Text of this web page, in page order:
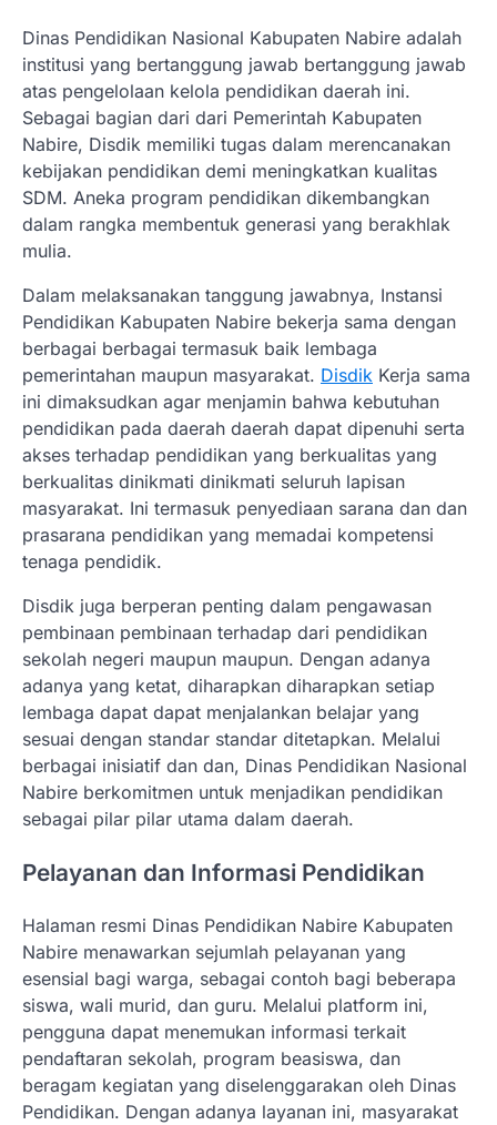
Dinas Pendidikan Nasional Kabupaten Nabire adalah
institusi yang bertanggung jawab bertanggung jawab
atas pengelolaan kelola pendidikan daerah ini.
Sebagai bagian dari dari Pemerintah Kabupaten
Nabire, Disdik memiliki tugas dalam merencanakan
kebijakan pendidikan demi meningkatkan kualitas
SDM. Aneka program pendidikan dikembangkan
dalam rangka membentuk generasi yang berakhlak
mulia.
Dalam melaksanakan tanggung jawabnya, Instansi
Pendidikan Kabupaten Nabire bekerja sama dengan
berbagai berbagai termasuk baik lembaga
pemerintahan maupun masyarakat. Disdik Kerja sama
ini dimaksudkan agar menjamin bahwa kebutuhan
pendidikan pada daerah daerah dapat dipenuhi serta
akses terhadap pendidikan yang berkualitas yang
berkualitas dinikmati dinikmati seluruh lapisan
masyarakat. Ini termasuk penyediaan sarana dan dan
prasarana pendidikan yang memadai kompetensi
tenaga pendidik.
Disdik juga berperan penting dalam pengawasan
pembinaan pembinaan terhadap dari pendidikan
sekolah negeri maupun maupun. Dengan adanya
adanya yang ketat, diharapkan diharapkan setiap
lembaga dapat dapat menjalankan belajar yang
sesuai dengan standar standar ditetapkan. Melalui
berbagai inisiatif dan dan, Dinas Pendidikan Nasional
Nabire berkomitmen untuk menjadikan pendidikan
sebagai pilar pilar utama dalam daerah.
Pelayanan dan Informasi Pendidikan
Halaman resmi Dinas Pendidikan Nabire Kabupaten
Nabire menawarkan sejumlah pelayanan yang
esensial bagi warga, sebagai contoh bagi beberapa
siswa, wali murid, dan guru. Melalui platform ini,
pengguna dapat menemukan informasi terkait
pendaftaran sekolah, program beasiswa, dan
beragam kegiatan yang diselenggarakan oleh Dinas
Pendidikan. Dengan adanya layanan ini, masyarakat